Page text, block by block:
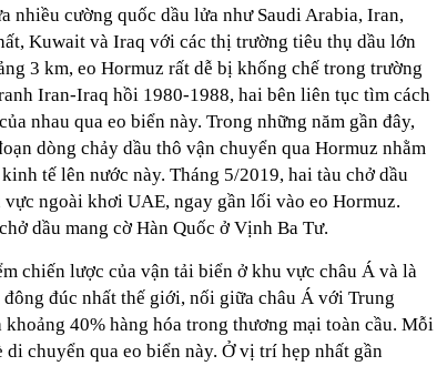
nhiều cường quốc dầu lửa như Saudi Arabia, Iran,
Kuwait và Iraq với các thị trường tiêu thụ dầu lớn
3 km, eo Hormuz rất dễ bị khống chế trong trường
Iran-Iraq hồi 1980-1988, hai bên liên tục tìm cách
nhau qua eo biển này. Trong những năm gần đây,
dòng chảy dầu thô vận chuyển qua Hormuz nhằm
tế lên nước này. Tháng 5/2019, hai tàu chở dầu
ngoài khơi UAE, ngay gần lối vào eo Hormuz.
dầu mang cờ Hàn Quốc ở Vịnh Ba Tư.
chiến lược của vận tải biển ở khu vực châu Á và là
đúc nhất thế giới, nối giữa châu Á với Trung
40% hàng hóa trong thương mại toàn cầu. Mỗi
chuyển qua eo biển này. Ở vị trí hẹp nhất gần